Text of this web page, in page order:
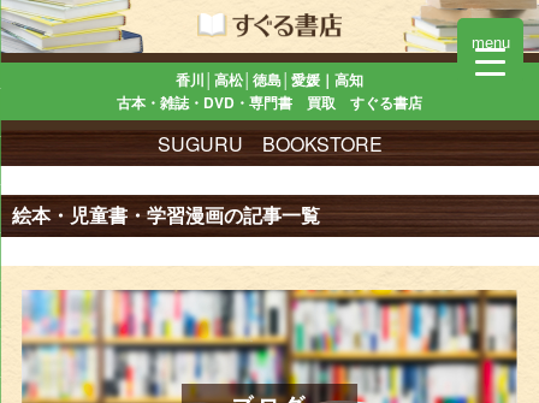
香川│高松│徳島│愛媛｜高知
古本・雑誌・DVD・専門書 買取 すぐる書店
SUGURU BOOKSTORE
絵本・児童書・学習漫画の記事一覧
menu